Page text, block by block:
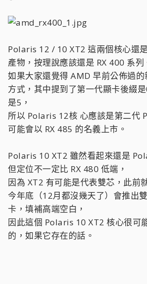
Polaris 12 / 10 XT2 這兩個核心還
產物，按理說應該還是 RX 400 系列
如果大家還覺得 AMD 早前公佈過的
方式，其中提到了第一代顯卡後綴
是5，
所以 Polaris 12核 心應該是第二代
可能會以 RX 485 的名義上市。
Polaris 10 XT2 雖然看起來還是
但定位不一定比 RX 480 低端，
因為 XT2 有可能是代表雙芯，此前
今年底（12月都沒幾天了）會推出
卡，填補高端空白，
因此這個 Polaris 10 XT2 核心很可
的，如果它存在的話。